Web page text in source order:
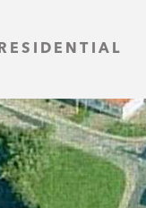
RESIDENTIAL